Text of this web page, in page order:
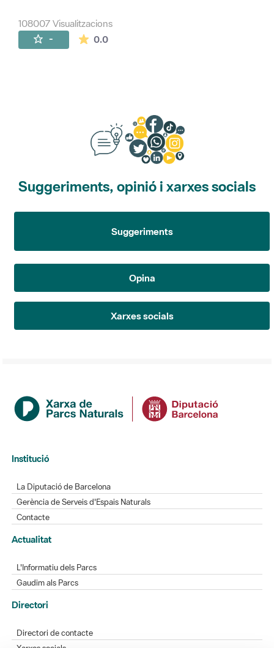
108007 Visualitzacions
- 0.0La mitjana de les valoracions és de 0
Suggeriments, opinió i xarxes socials
Suggeriments
Opina
Xarxes socials
Institució
La Diputació de Barcelona
Gerència de Serveis d'Espais Naturals
Contacte
Actualitat
L'Informatiu dels Parcs
Gaudim als Parcs
Directori
Directori de contacte